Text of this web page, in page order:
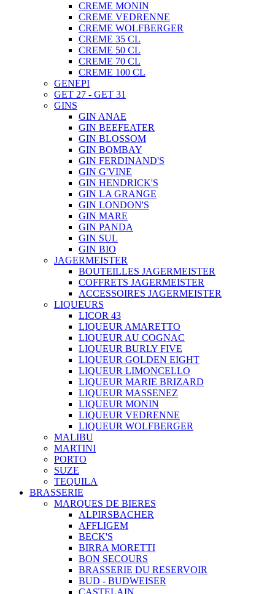
CREME MONIN
CREME VEDRENNE
CREME WOLFBERGER
CREME 35 CL
CREME 50 CL
CREME 70 CL
CREME 100 CL
GENEPI
GET 27 - GET 31
GINS
GIN ANAE
GIN BEEFEATER
GIN BLOSSOM
GIN BOMBAY
GIN FERDINAND'S
GIN G'VINE
GIN HENDRICK'S
GIN LA GRANGE
GIN LONDON'S
GIN MARE
GIN PANDA
GIN SUL
GIN BIO
JAGERMEISTER
BOUTEILLES JAGERMEISTER
COFFRETS JAGERMEISTER
ACCESSOIRES JAGERMEISTER
LIQUEURS
LICOR 43
LIQUEUR AMARETTO
LIQUEUR AU COGNAC
LIQUEUR BURLY FIVE
LIQUEUR GOLDEN EIGHT
LIQUEUR LIMONCELLO
LIQUEUR MARIE BRIZARD
LIQUEUR MASSENEZ
LIQUEUR MONIN
LIQUEUR VEDRENNE
LIQUEUR WOLFBERGER
MALIBU
MARTINI
PORTO
SUZE
TEQUILA
BRASSERIE
MARQUES DE BIERES
ALPIRSBACHER
AFFLIGEM
BECK'S
BIRRA MORETTI
BON SECOURS
BRASSERIE DU RESERVOIR
BUD - BUDWEISER
CASTELAIN